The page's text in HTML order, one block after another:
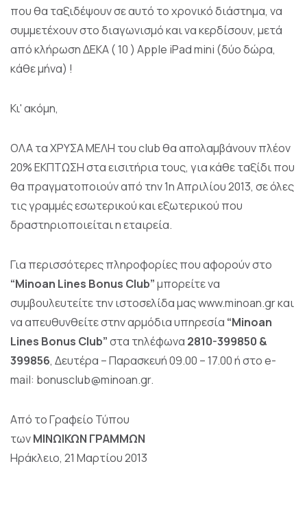
που θα ταξιδέψουν σε αυτό το χρονικό διάστημα, να
συμμετέχουν στο διαγωνισμό και να κερδίσουν, μετά
από κλήρωση ΔΕΚΑ ( 10 ) Apple iPad mini (δύο δώρα,
κάθε μήνα) !
Κι' ακόμη,
ΟΛΑ τα ΧΡΥΣΑ ΜΕΛΗ του club θα απολαμβάνουν πλέον
20% ΕΚΠΤΩΣΗ στα εισιτήρια τους, για κάθε ταξίδι που
θα πραγματοποιούν από την 1η Απριλίου 2013, σε όλες
τις γραμμές εσωτερικού και εξωτερικού που
δραστηριοποιείται η εταιρεία.
Για περισσότερες πληροφορίες που αφορούν στο
“Minoan Lines Bonus Club”μπορείτε να
συμβουλευτείτε την ιστοσελίδα μαςwww.minoan.grκαι
να απευθυνθείτε στην αρμόδια υπηρεσία “Minoan
Lines Bonus Club”στα τηλέφωνα 2810-399850 &
399856, Δευτέρα – Παρασκευή 09.00 – 17.00 ή στο e-
mail: bonusclub@minoan.gr.
Από το Γραφείο Τύπου
τωνΜΙΝΩΙΚΩΝ ΓΡΑΜΜΩΝ
Ηράκλειο, 21 Μαρτίου 2013